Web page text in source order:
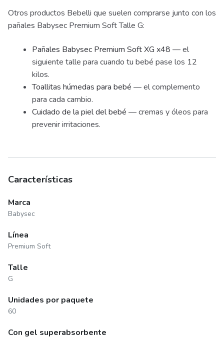
Otros productos Bebelli que suelen comprarse junto con los
pañales Babysec Premium Soft Talle G:
Pañales Babysec Premium Soft XG x48 — el
siguiente talle para cuando tu bebé pase los 12
kilos.
Toallitas húmedas para bebé — el complemento
para cada cambio.
Cuidado de la piel del bebé — cremas y óleos para
prevenir irritaciones.
Características
Marca
Babysec
Línea
Premium Soft
Talle
G
Unidades por paquete
60
Con gel superabsorbente